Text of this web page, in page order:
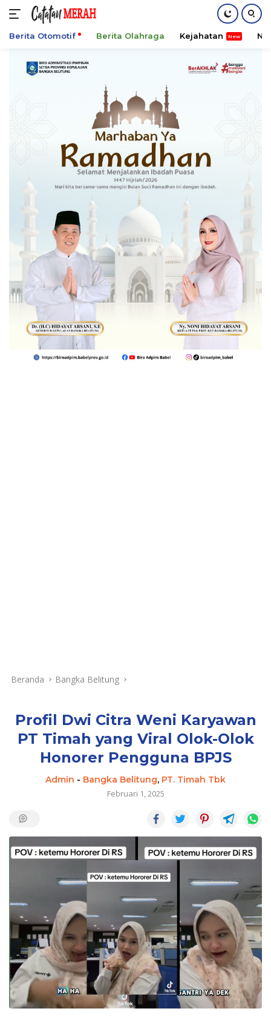
Berita Otomotif Berita Olahraga Kejahatan
Beranda Bangka Belitung
Profil Dwi Citra Weni Karyawan
PT Timah yang Viral Olok-Olok
Honorer Pengguna BPJS
Admin - Bangka Belitung, PT. Timah Tbk
Februari 1, 2025